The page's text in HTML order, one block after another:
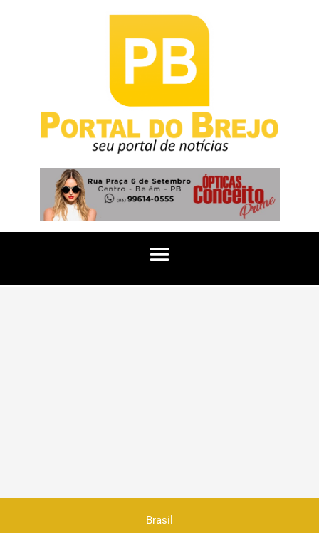
Brasil